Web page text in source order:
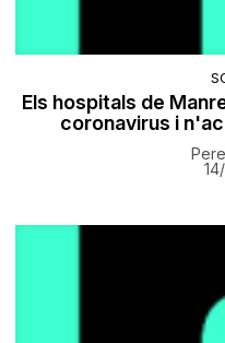
Els hospitals de
coronavirus i